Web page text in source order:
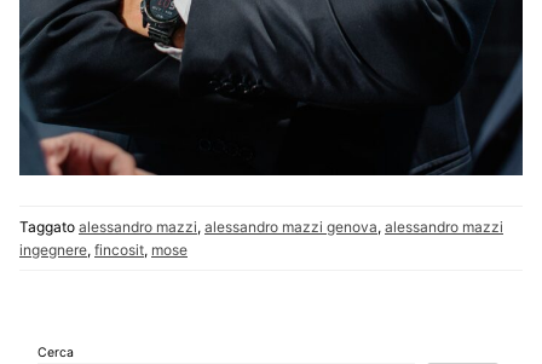
Taggato alessandro mazzi, alessandro mazzi genova, alessandro mazzi
ingegnere, fincosit, mose
Cerca